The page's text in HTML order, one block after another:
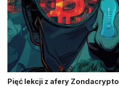
Pięć lekcji z afery Zondacrypto